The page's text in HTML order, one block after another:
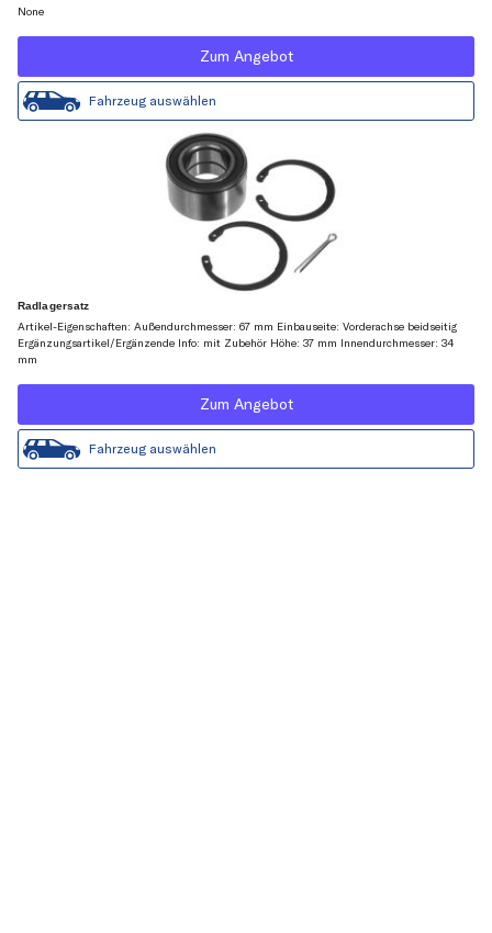
None
Zum Angebot
Fahrzeug auswählen
Radlagersatz
Artikel-Eigenschaften: Außendurchmesser: 67 mm Einbauseite: Vorderachse beidseitig
Ergänzungsartikel/Ergänzende Info: mit Zubehör Höhe: 37 mm Innendurchmesser: 34
mm
Zum Angebot
Fahrzeug auswählen